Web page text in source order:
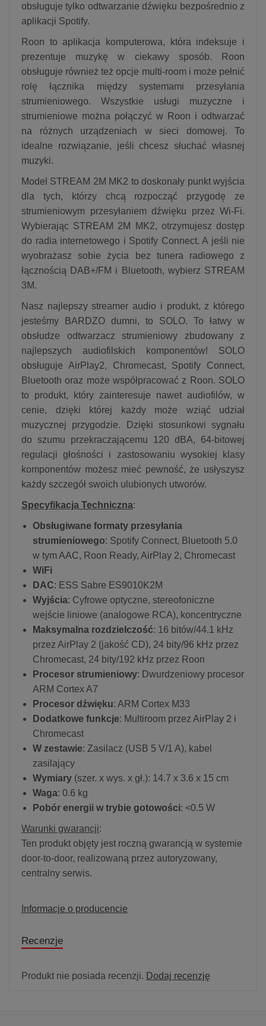
obsługuje tylko odtwarzanie dźwięku bezpośrednio z
aplikacji Spotify.
Roon to aplikacja komputerowa, która indeksuje i
prezentuje muzykę w ciekawy sposób. Roon
obsługuje również też opcje multi-room i może pełnić
rolę łącznika między systemami przesyłania
strumieniowego. Wszystkie usługi muzyczne i
strumieniowe można połączyć w Roon i odtwarzać
na różnych urządzeniach w sieci domowej. To
idealne rozwiązanie, jeśli chcesz słuchać własnej
muzyki.
Model STREAM 2M MK2 to doskonały punkt wyjścia
dla tych, którzy chcą rozpocząć przygodę ze
strumieniowym przesyłaniem dźwięku przez Wi-Fi.
Wybierając STREAM 2M MK2, otrzymujesz dostęp
do radia internetowego i Spotify Connect. A jeśli nie
wyobrażasz sobie życia bez tunera radiowego z
łącznością DAB+/FM i Bluetooth, wybierz STREAM
3M.
Nasz najlepszy streamer audio i produkt, z którego
jesteśmy BARDZO dumni, to SOLO. To łatwy w
obsłudze odtwarzacz strumieniowy zbudowany z
najlepszych audiofilskich komponentów! SOLO
obsługuje AirPlay2, Chromecast, Spotify Connect,
Bluetooth oraz może współpracować z Roon. SOLO
to produkt, który zainteresuje nawet audiofilów, w
cenie, dzięki której każdy może wziąć udział
muzycznej przygodzie. Dzięki stosunkowi sygnału
do szumu przekraczającemu 120 dBA, 64-bitowej
regulacji głośności i zastosowaniu wysokiej klasy
komponentów możesz mieć pewność, że usłyszysz
każdy szczegół swoich ulubionych utworów.
Specyfikacja Techniczna:
Obsługiwane formaty przesyłania
strumieniowego: Spotify Connect, Bluetooth 5.0
w tym AAC, Roon Ready, AirPlay 2, Chromecast
WiFi
DAC: ESS Sabre ES9010K2M
Wyjścia: Cyfrowe optyczne, stereofoniczne
wejście liniowe (analogowe RCA), koncentryczne
Maksymalna rozdzielczość: 16 bitów/44.1 kHz
przez AirPlay 2 (jakość CD), 24 bity/96 kHz przez
Chromecast, 24 bity/192 kHz przez Roon
Procesor strumieniowy: Dwurdzeniowy procesor
ARM Cortex A7
Procesor dźwięku: ARM Cortex M33
Dodatkowe funkcje: Multiroom przez AirPlay 2 i
Chromecast
W zestawie: Zasilacz (USB 5 V/1 A), kabel
zasilający
Wymiary (szer. x wys. x gł.): 14.7 x 3.6 x 15 cm
Waga: 0.6 kg
Pobór energii w trybie gotowości: <0.5 W
Warunki gwarancji:
Ten produkt objęty jest roczną gwarancją w systemie
door-to-door, realizowaną przez autoryzowany,
centralny serwis.
Informacje o producencie
Recenzje
Produkt nie posiada recenzji. Dodaj recenzję